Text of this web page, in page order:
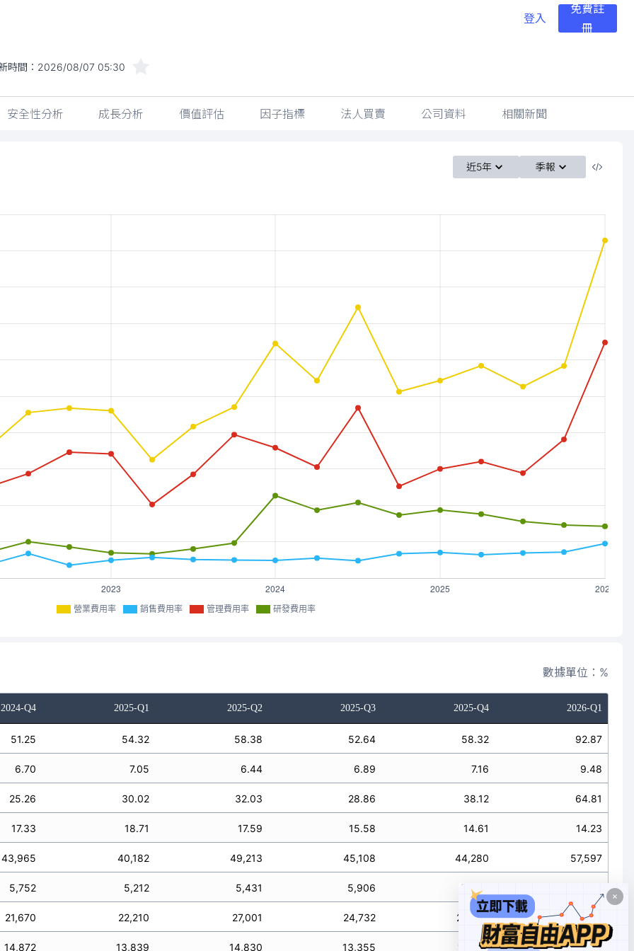
登入
免費註
冊
時間： 2026/08/07 05:30
安全性分析 成長分析 價值評估 因子指標 法人買賣 公司資料 相關新聞
近5年 季報
營業費用率 銷售費用率 管理費用率 研發費用率
數據單位：%
2024-Q4 2025-Q1 2025-Q2 2025-Q3 2025-Q4 2026-Q1
51.25 54.32 58.38 52.64 58.32 92.87
6.70 7.05 6.44 6.89 7.16 9.48
25.26 30.02 32.03 28.86 38.12 64.81
17.33 18.71 17.59 15.58 14.61 14.23
43,965 40,182 49,213 45,108 44,280 57,597
5,752 5,212 5,431 5,906 5,435
21,670 22,210 27,001 24,732 28,941 40,193
14,872 13,839 14,830 13,355 11,094 8,825